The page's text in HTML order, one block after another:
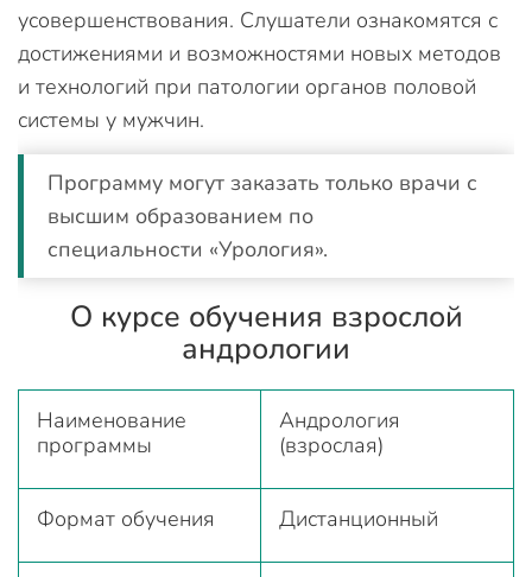
усовершенствования. Слушатели ознакомятся с
достижениями и возможностями новых методов
и технологий при патологии органов половой
системы у мужчин.
Программу могут заказать только врачи с
высшим образованием по
специальности «Урология».
О курсе обучения взрослой
андрологии
Наименование
программы
Андрология
(взрослая)
Формат обучения Дистанционный